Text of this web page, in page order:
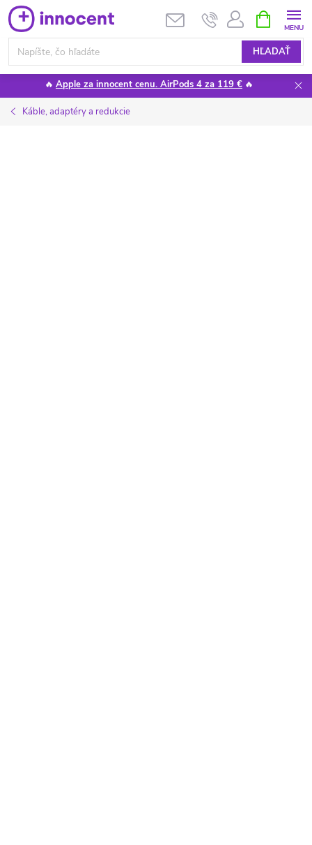
Prejsť
na
obsah
HĽADAŤ
KOŠÍK
🔥 Apple za innocent cenu. AirPods 4 za 119 € 🔥
Káble, adaptéry a redukcie